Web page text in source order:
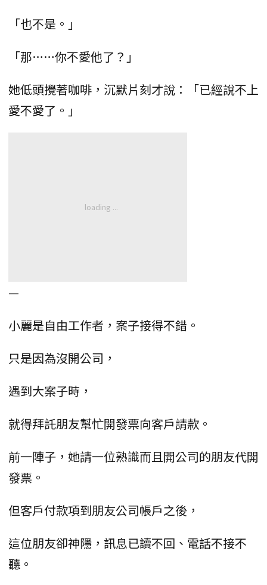
「也不是。」
「那……你不愛他了？」
她低頭攪著咖啡，沉默片刻才說：「已經說不上
愛不愛了。」
—
小麗是自由工作者，案子接得不錯。
只是因為沒開公司，
遇到大案子時，
就得拜託朋友幫忙開發票向客戶請款。
前一陣子，她請一位熟識而且開公司的朋友代開
發票。
但客戶付款項到朋友公司帳戶之後，
這位朋友卻神隱，訊息已讀不回、電話不接不
聽。